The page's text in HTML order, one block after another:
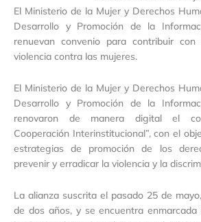
El Ministerio de la Mujer y Derechos
Desarrollo y Promoción de la
renuevan convenio para contribuir
violencia contra las mujeres.
El Ministerio de la Mujer y Derechos
Desarrollo y Promoción de la
renovaron de manera digital el
Cooperación Interinstitucional”, con el
estrategias de promoción de los
prevenir y erradicar la violencia y la
La alianza suscrita el pasado 25 de
de dos años, y se encuentra enmarcada